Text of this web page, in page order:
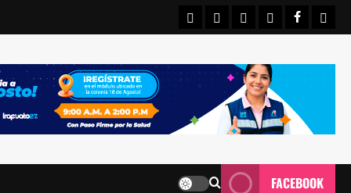
INICIOIRAPUATO
ESTATALES
FACEBOOK